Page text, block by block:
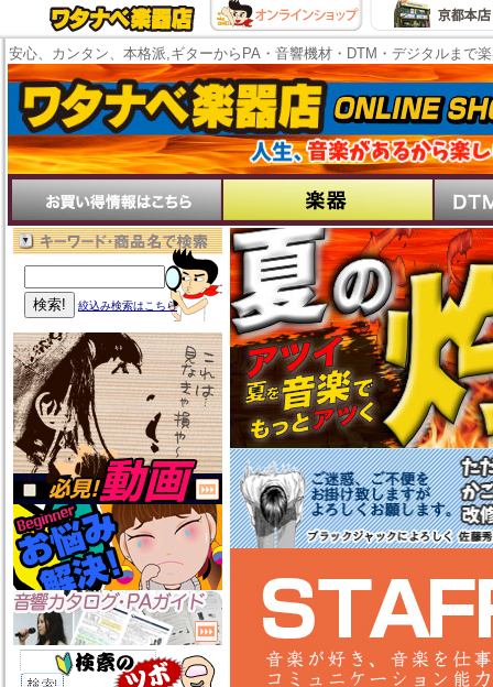
安心、カンタン、本格派,ギターからPA・音響機材・DTM・デジタルまで
絞込み検索はこちら